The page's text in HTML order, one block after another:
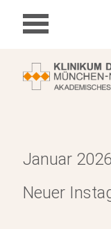
Januar 2026
Neuer